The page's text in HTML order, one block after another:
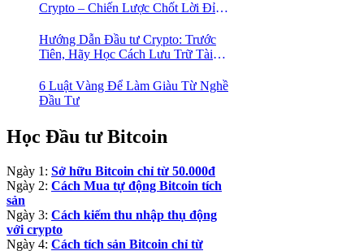
Crypto – Chiến Lược Chốt Lời Đỉnh
Hướng Dẫn Đầu tư Crypto: Trước
Tiên, Hãy Học Cách Lưu Trữ Tài
6 Luật Vàng Để Làm Giàu Từ Nghề
Đầu Tư
Học Đầu tư Bitcoin
Ngày 1: Sở hữu Bitcoin chỉ từ 50.000đ
Ngày 2: Cách Mua tự động Bitcoin tích
sản
Ngày 3: Cách kiếm thu nhập thụ động
với crypto
Ngày 4: Cách tích sản Bitcoin chỉ từ